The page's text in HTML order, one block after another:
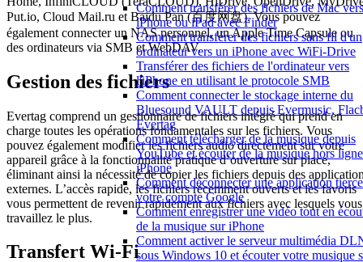
Comment transférer des fichiers de Mac vers
iPhone ou iPad avec Finder
Comment transférer des fichiers sans fil d'un
ordinateur vers un iPhone avec WiFi-Drive
Transférer des fichiers de l'ordinateur vers
l'iPhone en utilisant le protocole SMB
Comment connecter le stockage interne du
Bluesound VAULT depuis Evermusic,
Evertag
Comment télécharger de la musique depuis
YouTube et écouter de la musique hors
iPhone
Comment déconnecter une application
votre compte Google
Comment enregistrer une vidéo tout en
de la musique sur iPhone
Comment activer le serveur multimédia
sous Windows 10 et écouter votre musique
Put.io, Cloud Mail.ru et Baidu Pan (百度网盘). Vous pouvez
également connecter un NAS personnel, un Apple Time Capsule ou
des ordinateurs via SMB et WebDAV.
Gestion des fichiers
Evertag comprend un gestionnaire de fichiers intégré qui prend en
charge toutes les opérations fondamentales sur les fichiers. Vous
pouvez également modifier les fichiers audio directement sur votre
appareil grâce à la fonctionnalité pratique d’ouverture sur place,
éliminant ainsi la nécessité de copier les fichiers depuis des
externes. L’accès rapide, les fichiers récemment ouverts et les favoris
vous permettent de revenir rapidement aux fichiers avec lesquels vous
travaillez le plus.
Transfert Wi-Fi